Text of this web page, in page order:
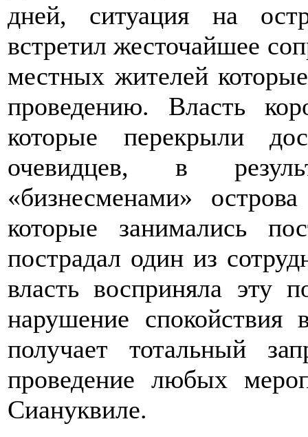
дней, ситуация на
встретил жесточайшее
местных жителей
проведению. Власть
которые перекрыли
очевидцев, в
«бизнесменами»
которые занимались
пострадал один из
власть восприняла эту
нарушение спокойствия
получает тотальный
проведение любых
Сиануквиле.